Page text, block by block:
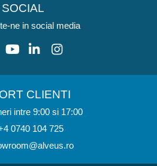
SOCIAL
ne in social media
CLIENTI
intre 9:00 si 17:00
0740 104 725